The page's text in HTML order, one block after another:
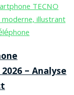
– Analyse